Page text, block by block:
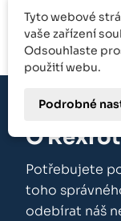
O
Potřebujete
toho
odebírat náš
Tyto webové
vaše zařízení
Odsouhlaste
použití webu.
Podrobné